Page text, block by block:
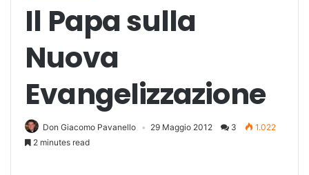
Il Papa sulla
Nuova
Evangelizzazione
Don Giacomo Pavanello 29 Maggio 2012 3
1.022
2 minutes read